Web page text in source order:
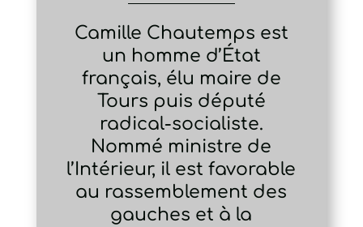
Camille Chautemps est
un homme d’État
français, élu maire de
Tours puis député
radical-socialiste.
Nommé ministre de
l’Intérieur, il est favorable
au rassemblement des
gauches et à la